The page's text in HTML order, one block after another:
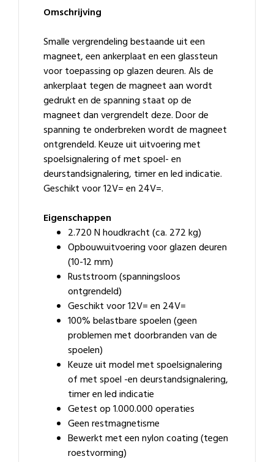
Omschrijving
Smalle vergrendeling bestaande uit een
magneet, een ankerplaat en een glassteun
voor toepassing op glazen deuren. Als de
ankerplaat tegen de magneet aan wordt
gedrukt en de spanning staat op de
magneet dan vergrendelt deze. Door de
spanning te onderbreken wordt de magneet
ontgrendeld. Keuze uit uitvoering met
spoelsignalering of met spoel- en
deurstandsignalering, timer en led indicatie.
Geschikt voor 12V= en 24V=.
Eigenschappen
2.720 N houdkracht (ca. 272 kg)
Opbouwuitvoering voor glazen deuren
(10-12 mm)
Ruststroom (spanningsloos
ontgrendeld)
Geschikt voor 12V= en 24V=
100% belastbare spoelen (geen
problemen met doorbranden van de
spoelen)
Keuze uit model met spoelsignalering
of met spoel -en deurstandsignalering,
timer en led indicatie
Getest op 1.000.000 operaties
Geen restmagnetisme
Bewerkt met een nylon coating (tegen
roestvorming)